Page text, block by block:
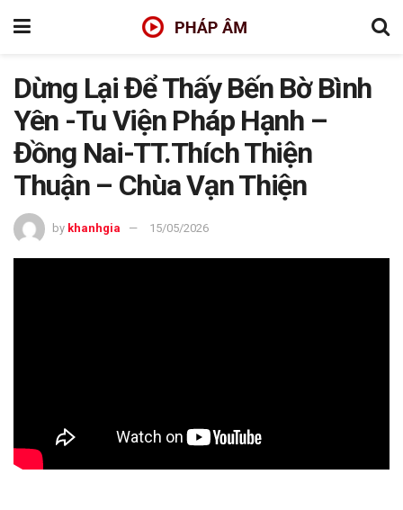
Dừng Lại Để Thấy Bến Bờ Bình
Yên -Tu Viện Pháp Hạnh –
Đồng Nai-TT.Thích Thiện
Thuận – Chùa Vạn Thiện
by khanhgia 15/05/2026